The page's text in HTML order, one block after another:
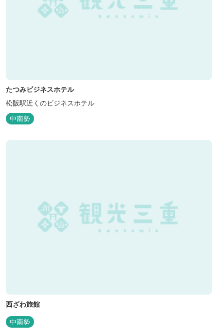
たつみビジネスホテル
松阪駅近くのビジネスホテル
中南勢
西ざわ旅館
中南勢